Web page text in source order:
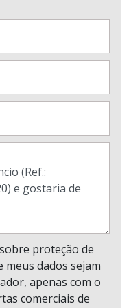
proteção de
meus dados sejam
apenas com o
comerciais de